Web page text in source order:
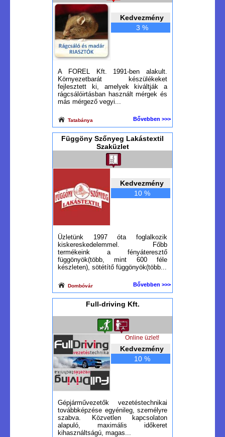
Kedvezmény
3 %
A FOREL Kft. 1991-ben alakult.
Környezetbarát készülékeket
fejlesztett ki, amelyek kiváltják a
rágcsálóirtásban használt mérgek és
más mérgező vegyi...
Tatabánya Bővebben >>>
Függöny Szőnyeg Lakástextil
Szaküzlet
Kedvezmény
10 %
Üzletünk 1997 óta foglalkozik
kiskereskedelemmel. Főbb
termékeink a fényáteresztő
függönyök(több, mint 600 féle
készleten), sötétítő függönyök(több...
Dombóvár Bővebben >>>
Full-driving Kft.
Kedvezmény
10 %
Online üzlet!
Gépjárművezetők vezetéstechnikai
továbbképzése egyénileg, személyre
szabva. Közvetlen kapcsolaton
alapuló, maximális időkeret
kihasználtságú, magas...